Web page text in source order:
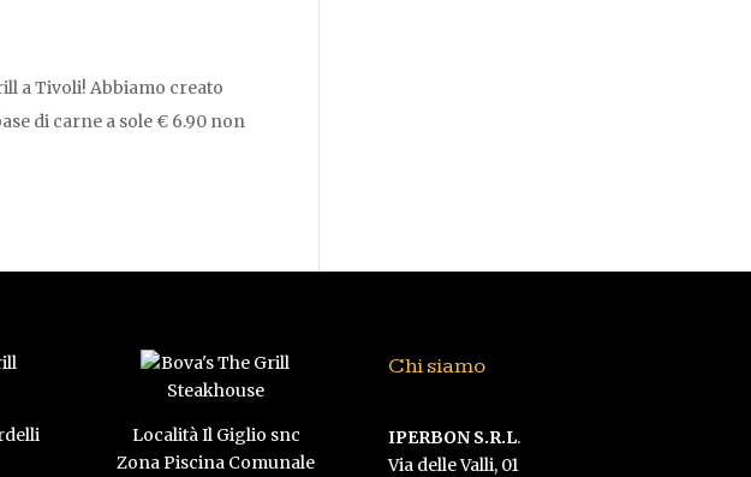
a Tivoli! Abbiamo creato
di carne a sole € 6.90 non
Località Il Giglio snc
Zona Piscina Comunale
Chi siamo
IPERBON S.R.L.
Via delle Valli, 01